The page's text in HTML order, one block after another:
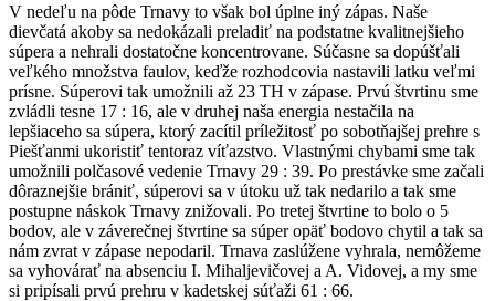
V nedeľu na pôde Trnavy to však bol úplne iný zápas. Naše
dievčatá akoby sa nedokázali preladiť na podstatne kvalitnejšieho
súpera a nehrali dostatočne koncentrovane. Súčasne sa dopúšťali
veľkého množstva faulov, keďže rozhodcovia nastavili latku veľmi
prísne. Súperovi tak umožnili až 23 TH v zápase. Prvú štvrtinu sme
zvládli tesne 17 : 16, ale v druhej naša energia nestačila na
lepšiaceho sa súpera, ktorý zacítil príležitosť po sobotňajšej prehre s
Piešťanmi ukoristiť tentoraz víťazstvo. Vlastnými chybami sme tak
umožnili polčasové vedenie Trnavy 29 : 39. Po prestávke sme začali
dôraznejšie brániť, súperovi sa v útoku už tak nedarilo a tak sme
postupne náskok Trnavy znižovali. Po tretej štvrtine to bolo o 5
bodov, ale v záverečnej štvrtine sa súper opäť bodovo chytil a tak sa
nám zvrat v zápase nepodaril. Trnava zaslúžene vyhrala, nemôžeme
sa vyhovárať na absenciu I. Mihaljevičovej a A. Vidovej, a my sme
si pripísali prvú prehru v kadetskej súťaži 61 : 66.